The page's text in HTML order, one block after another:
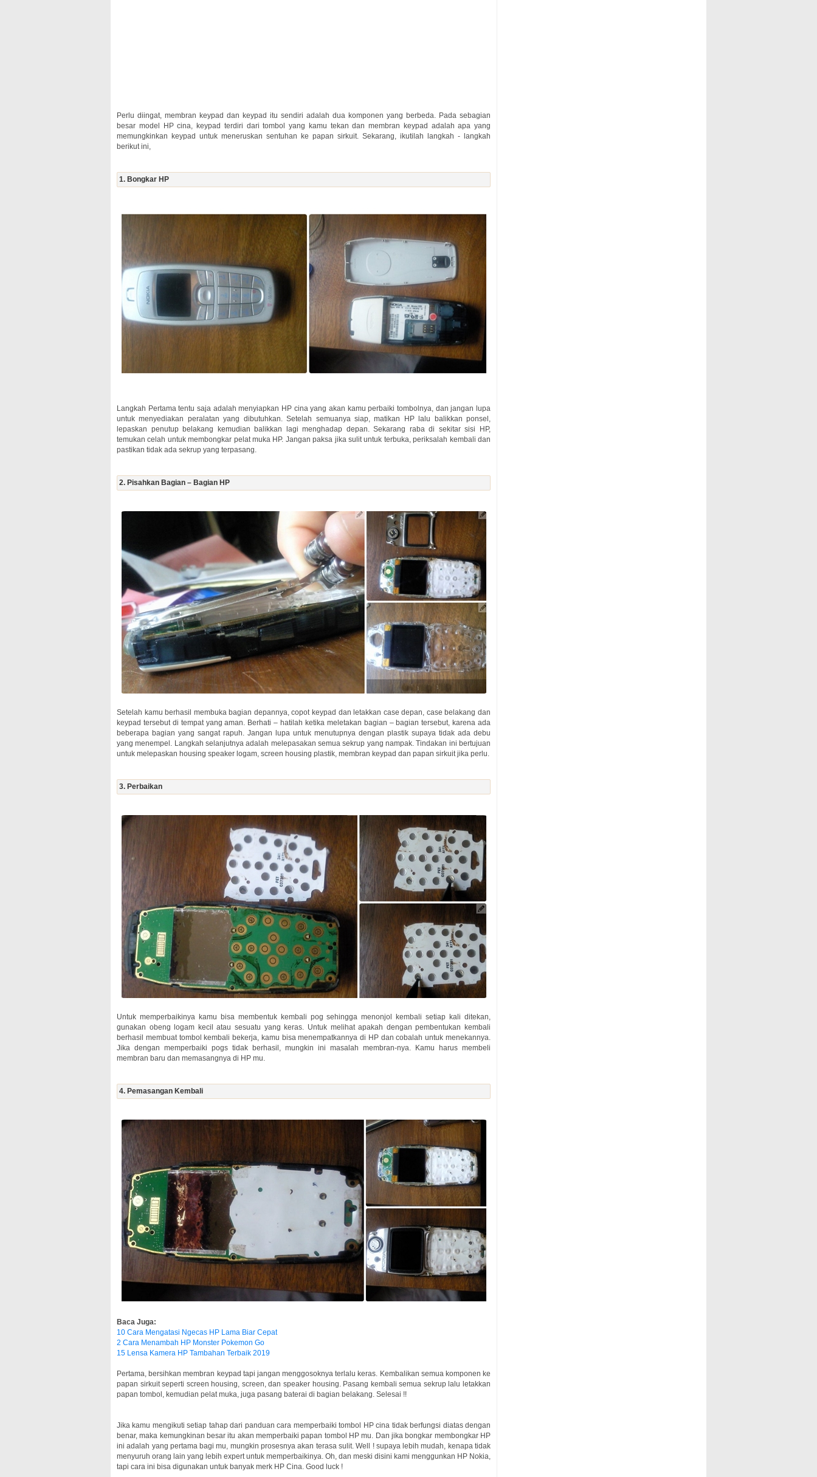
Perlu diingat, membran keypad dan keypad itu sendiri adalah dua komponen yang berbeda. Pada sebagian
besar model HP cina, keypad terdiri dari tombol yang kamu tekan dan membran keypad adalah apa yang
memungkinkan keypad untuk meneruskan sentuhan ke papan sirkuit. Sekarang, ikutilah langkah - langkah
berikut ini,
1. Bongkar HP
Langkah Pertama tentu saja adalah menyiapkan HP cina yang akan kamu perbaiki tombolnya, dan jangan lupa
untuk menyediakan peralatan yang dibutuhkan. Setelah semuanya siap, matikan HP lalu balikkan ponsel,
lepaskan penutup belakang kemudian balikkan lagi menghadap depan. Sekarang raba di sekitar sisi HP,
temukan celah untuk membongkar pelat muka HP. Jangan paksa jika sulit untuk terbuka, periksalah kembali dan
pastikan tidak ada sekrup yang terpasang.
2. Pisahkan Bagian – Bagian HP
Setelah kamu berhasil membuka bagian depannya, copot keypad dan letakkan case depan, case belakang dan
keypad tersebut di tempat yang aman. Berhati – hatilah ketika meletakan bagian – bagian tersebut, karena ada
beberapa bagian yang sangat rapuh. Jangan lupa untuk menutupnya dengan plastik supaya tidak ada debu
yang menempel. Langkah selanjutnya adalah melepasakan semua sekrup yang nampak. Tindakan ini bertujuan
untuk melepaskan housing speaker logam, screen housing plastik, membran keypad dan papan sirkuit jika perlu.
3. Perbaikan
Untuk memperbaikinya kamu bisa membentuk kembali pog sehingga menonjol kembali setiap kali ditekan,
gunakan obeng logam kecil atau sesuatu yang keras. Untuk melihat apakah dengan pembentukan kembali
berhasil membuat tombol kembali bekerja, kamu bisa menempatkannya di HP dan cobalah untuk menekannya.
Jika dengan memperbaiki pogs tidak berhasil, mungkin ini masalah membran-nya. Kamu harus membeli
membran baru dan memasangnya di HP mu.
4. Pemasangan Kembali
Baca Juga:
10 Cara Mengatasi Ngecas HP Lama Biar Cepat
2 Cara Menambah HP Monster Pokemon Go
15 Lensa Kamera HP Tambahan Terbaik 2019
Pertama, bersihkan membran keypad tapi jangan menggosoknya terlalu keras. Kembalikan semua komponen ke
papan sirkuit seperti screen housing, screen, dan speaker housing. Pasang kembali semua sekrup lalu letakkan
papan tombol, kemudian pelat muka, juga pasang baterai di bagian belakang. Selesai !!
Jika kamu mengikuti setiap tahap dari panduan cara memperbaiki tombol HP cina tidak berfungsi diatas dengan
benar, maka kemungkinan besar itu akan memperbaiki papan tombol HP mu. Dan jika bongkar membongkar HP
ini adalah yang pertama bagi mu, mungkin prosesnya akan terasa sulit. Well ! supaya lebih mudah, kenapa tidak
menyuruh orang lain yang lebih expert untuk memperbaikinya. Oh, dan meski disini kami menggunkan HP Nokia,
tapi cara ini bisa digunakan untuk banyak merk HP Cina. Good luck !